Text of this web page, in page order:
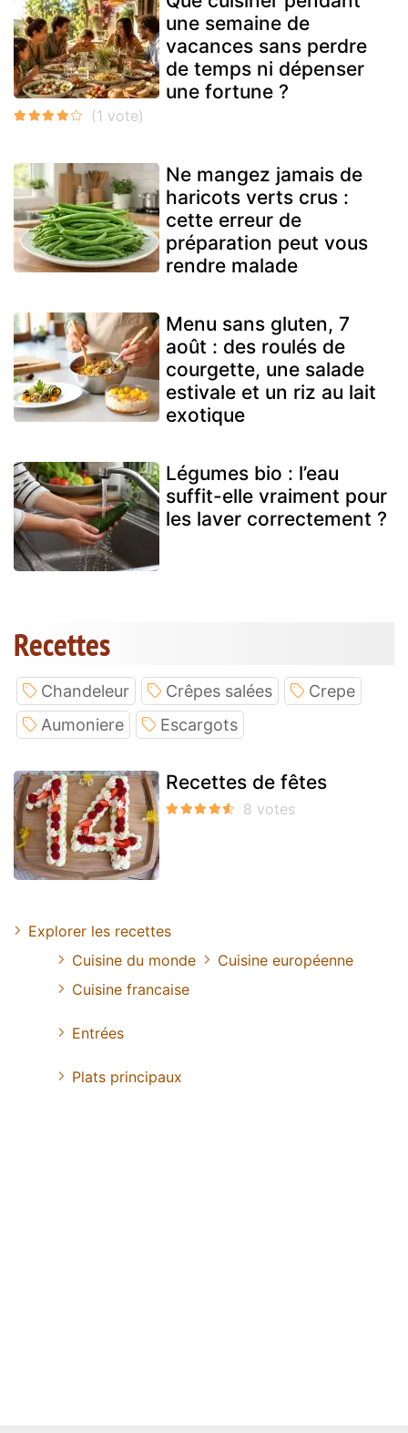
une semaine de
vacances sans perdre
de temps ni dépenser
une fortune ?
Ne mangez jamais de
haricots verts crus :
cette erreur de
préparation peut vous
rendre malade
Menu sans gluten, 7
août : des roulés de
courgette, une salade
estivale et un riz au lait
exotique
Légumes bio : l’eau
suffit-elle vraiment pour
les laver correctement ?
Recettes
Chandeleur Crêpes salées
Crepe
Aumoniere
Escargots
Recettes de fêtes
Explorer les recettes
Cuisine du monde
Cuisine européenne
Cuisine francaise
Entrées
Plats principaux